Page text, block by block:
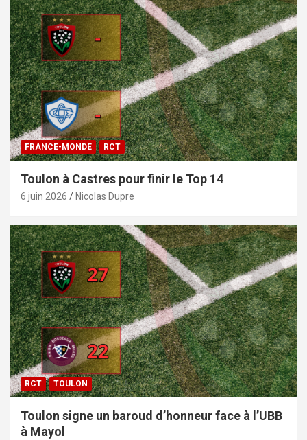
FRANCE-MONDE RCT
Toulon à Castres pour finir le Top 14
6 juin 2026 Nicolas Dupre
RCT TOULON
Toulon signe un baroud d’honneur face à l’UBB
à Mayol